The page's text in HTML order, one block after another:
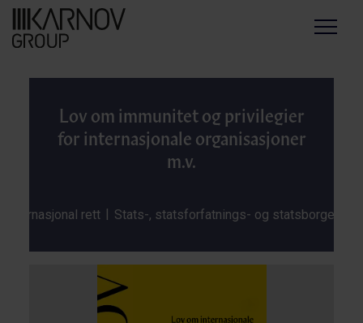
Menu
Lov om immunitet og privilegier
for internasjonale organisasjoner
m.v.
|